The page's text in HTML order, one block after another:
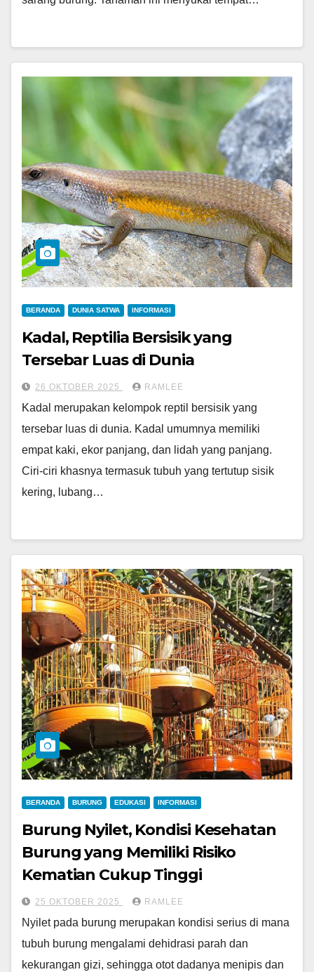
BERANDA DUNIA SATWA INFORMASI
Kadal, Reptilia Bersisik yang
Tersebar Luas di Dunia
26 OKTOBER 2025 RAMLEE
Kadal merupakan kelompok reptil bersisik yang
tersebar luas di dunia. Kadal umumnya memiliki
empat kaki, ekor panjang, dan lidah yang panjang.
Ciri-ciri khasnya termasuk tubuh yang tertutup sisik
kering, lubang…
BERANDA BURUNG EDUKASI INFORMASI
Burung Nyilet, Kondisi Kesehatan
Burung yang Memiliki Risiko
Kematian Cukup Tinggi
25 OKTOBER 2025 RAMLEE
Nyilet pada burung merupakan kondisi serius di mana
tubuh burung mengalami dehidrasi parah dan
kekurangan gizi, sehingga otot dadanya menipis dan